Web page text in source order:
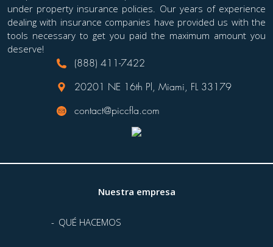
under property insurance policies. Our years of experience
dealing with insurance companies have provided us with the
tools necessary to get you paid the maximum amount you
deserve!
(888) 411-7422
20201 NE 16th Pl, Miami, FL 33179
contact@piccfla.com
Nuestra empresa
QUÉ HACEMOS